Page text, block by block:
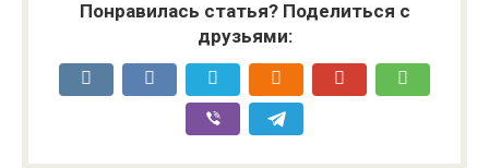
Понравилась статья? Поделиться с
друзьями: